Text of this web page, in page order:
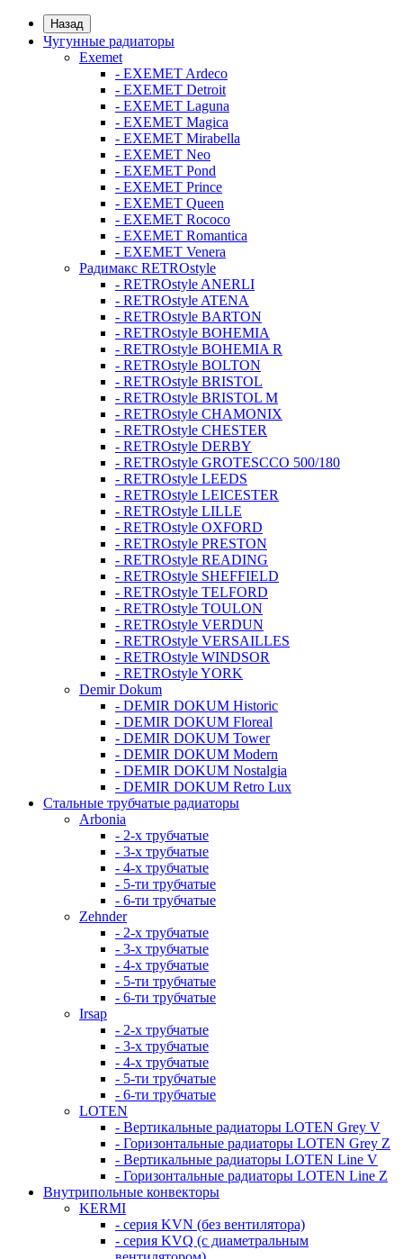
Назад
Чугунные радиаторы
Exemet
- EXEMET Ardeco
- EXEMET Detroit
- EXEMET Laguna
- EXEMET Magica
- EXEMET Mirabella
- EXEMET Neo
- EXEMET Pond
- EXEMET Prince
- EXEMET Queen
- EXEMET Rococo
- EXEMET Romantica
- EXEMET Venera
Радимакс RETROstyle
- RETROstyle ANERLI
- RETROstyle ATENA
- RETROstyle BARTON
- RETROstyle BOHEMIA
- RETROstyle BOHEMIA R
- RETROstyle BOLTON
- RETROstyle BRISTOL
- RETROstyle BRISTOL M
- RETROstyle CHAMONIX
- RETROstyle CHESTER
- RETROstyle DERBY
- RETROstyle GROTESCCO 500/180
- RETROstyle LEEDS
- RETROstyle LEICESTER
- RETROstyle LILLE
- RETROstyle OXFORD
- RETROstyle PRESTON
- RETROstyle READING
- RETROstyle SHEFFIELD
- RETROstyle TELFORD
- RETROstyle TOULON
- RETROstyle VERDUN
- RETROstyle VERSAILLES
- RETROstyle WINDSOR
- RETROstyle YORK
Demir Dokum
- DEMIR DOKUM Historic
- DEMIR DOKUM Floreal
- DEMIR DOKUM Tower
- DEMIR DOKUM Modern
- DEMIR DOKUM Nostalgia
- DEMIR DOKUM Retro Lux
Стальные трубчатые радиаторы
Arbonia
- 2-х трубчатые
- 3-х трубчатые
- 4-х трубчатые
- 5-ти трубчатые
- 6-ти трубчатые
Zehnder
- 2-х трубчатые
- 3-х трубчатые
- 4-х трубчатые
- 5-ти трубчатые
- 6-ти трубчатые
Irsap
- 2-х трубчатые
- 3-х трубчатые
- 4-х трубчатые
- 5-ти трубчатые
- 6-ти трубчатые
LOTEN
- Вертикальные радиаторы LOTEN Grey V
- Горизонтальные радиаторы LOTEN Grey Z
- Вертикальные радиаторы LOTEN Line V
- Горизонтальные радиаторы LOTEN Line Z
Внутрипольные конвекторы
KERMI
- серия KVN (без вентилятора)
- серия KVQ (с диаметральным